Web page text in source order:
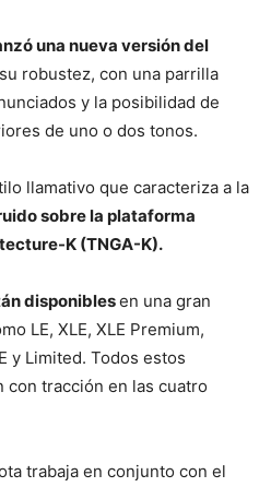
una nueva versión del
robustez, con una parrilla
y la posibilidad de
de uno o dos tonos.
llamativo que caracteriza a la
sobre la plataforma
K (TNGA-K).
disponiblesen una gran
LE, XLE, XLE Premium,
y Limited. Todos estos
tracción en las cuatro
trabaja en conjunto con el